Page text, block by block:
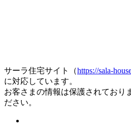
サーラ住宅サイト（https://sala-
に対応しています。
お客さまの情報は保護されており
ださい。